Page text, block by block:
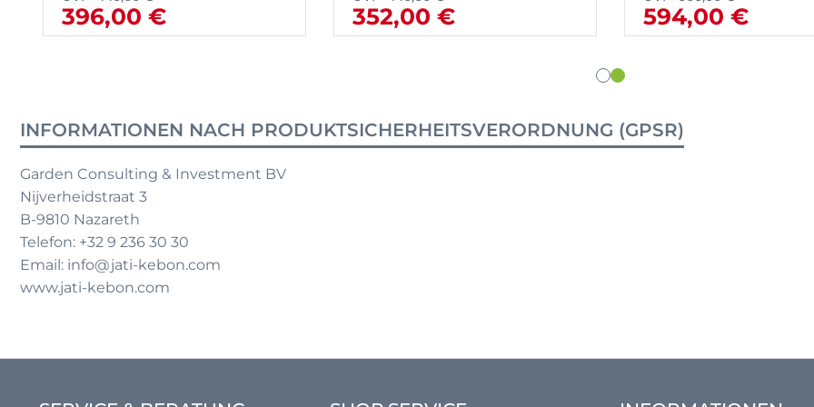
396,00 € 352,00 € 594,00 €
INFORMATIONEN NACH PRODUKTSICHERHEITSVERORDNUNG (GPSR)
Garden Consulting & Investment BV
Nijverheidstraat 3
B-9810 Nazareth
Telefon: +32 9 236 30 30
Email: info@jati-kebon.com
www.jati-kebon.com